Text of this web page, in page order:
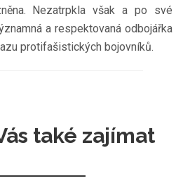
Nezatrpkla však a po své
a respektovaná odbojářka
protifašistických bojovníků.
také zajímat